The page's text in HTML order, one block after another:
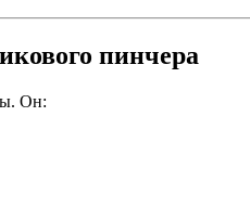
пинчера
Он: